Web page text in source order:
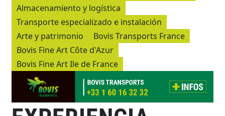
Almacenamiento y logística
Transporte especializado e instalación
Arte y patrimonio
Bovis Transports France
Bovis Fine Art Côte d'Azur
Bovis Fine Art Ile de France